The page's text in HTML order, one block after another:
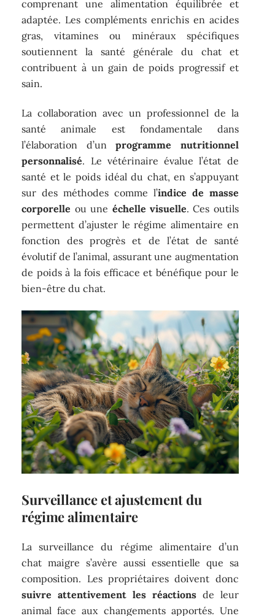
comprenant une alimentation équilibrée et
adaptée. Les compléments enrichis en acides
gras, vitamines ou minéraux spécifiques
soutiennent la santé générale du chat et
contribuent à un gain de poids progressif et
sain.
La collaboration avec un professionnel de la
santé animale est fondamentale dans
l’élaboration d’unprogramme nutritionnel
personnalisé. Le vétérinaire évalue l’état de
santé et le poids idéal du chat, en s’appuyant
sur des méthodes comme l’indice de masse
corporelle ou une échelle visuelle. Ces outils
permettent d’ajuster le régime alimentaire en
fonction des progrès et de l’état de santé
évolutif de l’animal, assurant une augmentation
de poids à la fois efficace et bénéfique pour le
bien-être du chat.
Surveillance et ajustement du
régime alimentaire
La surveillance du régime alimentaire d’un
chat maigre s’avère aussi essentielle que sa
composition. Les propriétaires doivent donc
suivre attentivement les réactionsde leur
animal face aux changements apportés. Une